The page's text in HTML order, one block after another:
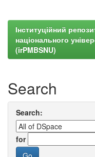
Інституційний
національного
(irPMBSNU)
Search
Search:
for